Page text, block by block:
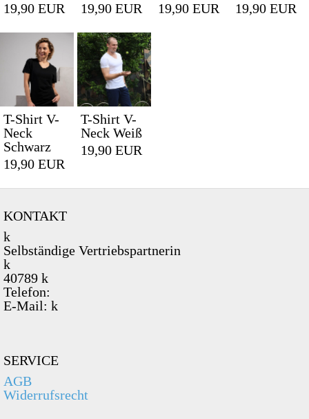
19,90 EUR
19,90 EUR
19,90 EUR
19,90 EUR
T-Shirt V-
Neck
Schwarz
19,90 EUR
T-Shirt V-
Neck Weiß
19,90 EUR
KONTAKT
k
Selbständige Vertriebspartnerin
k
40789 k
Telefon:
E-Mail: k
SERVICE
AGB
Widerrufsrecht